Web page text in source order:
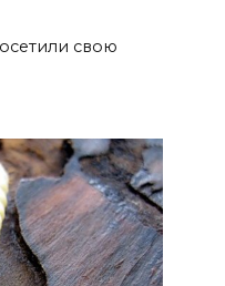
свою